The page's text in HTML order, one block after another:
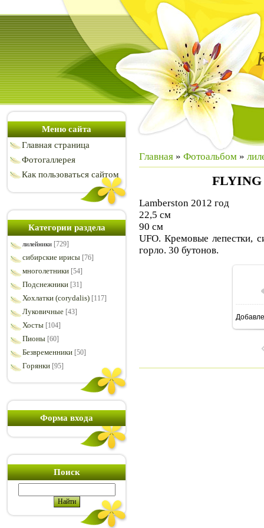
Меню сайта
Главная страница
Фотогаллерея
Как пользоваться сайтом
Категории раздела
лилейники [729]
сибирские ирисы [76]
многолетники [54]
Подснежники [31]
Хохлатки (corydalis) [117]
Луковичные [43]
Хосты [104]
Пионы [60]
Безвременники [50]
Горянки [95]
Форма входа
Поиск
Главная » Фотоальбом »
Lamberston 2012 год
22,5 см
90 см
UFO. Кремовые лепестки,
горло. 30 бутонов.